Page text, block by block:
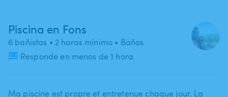
Piscina en Fons
6 bañistas • 2 horas mínimo • Baños
Responde en menos de 1 hora
Ma piscine est propre et entretenue chaque jour. La